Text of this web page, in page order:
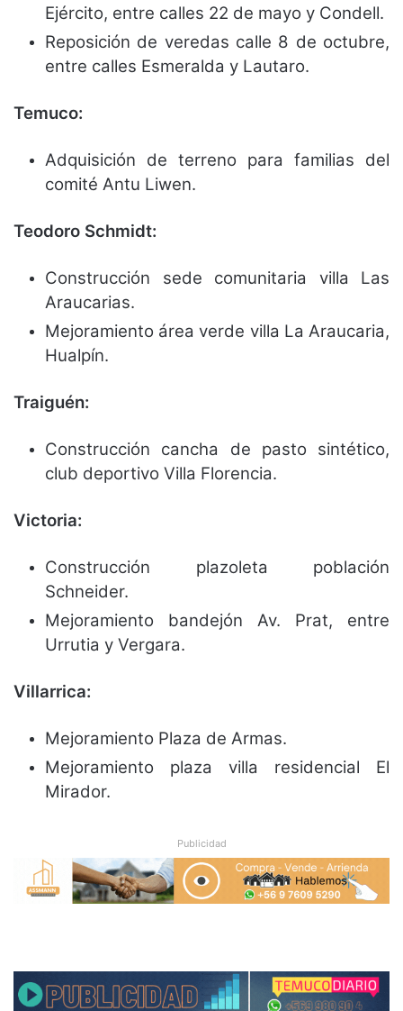
Ejército, entre calles 22 de mayo y Condell.
Reposición de veredas calle 8 de octubre,
entre calles Esmeralda y Lautaro.
Temuco:
Adquisición de terreno para familias del
comité Antu Liwen.
Teodoro Schmidt:
Construcción sede comunitaria villa Las
Araucarias.
Mejoramiento área verde villa La Araucaria,
Hualpín.
Traiguén:
Construcción cancha de pasto sintético,
club deportivo Villa Florencia.
Victoria:
Construcción plazoleta población
Schneider.
Mejoramiento bandejón Av. Prat, entre
Urrutia y Vergara.
Villarrica:
Mejoramiento Plaza de Armas.
Mejoramiento plaza villa residencial El
Mirador.
Publicidad